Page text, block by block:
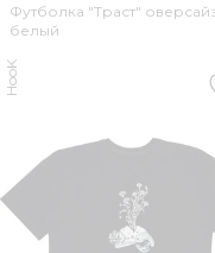
Футболка "Траст"
белый
HooK